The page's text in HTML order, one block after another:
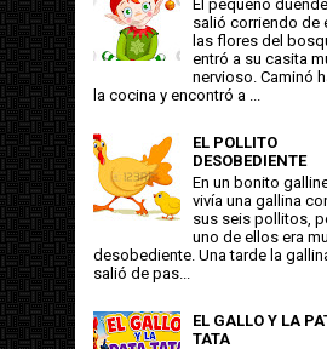
El pequeño duende
salió corriendo de
las flores del
entró a su casita
nervioso. Caminó
la cocina y encontró a ...
EL POLLITO
DESOBEDIENTE
En un bonito
vivía una gallina
sus seis pollitos,
uno de ellos era
desobediente. Una tarde la
salió de pas...
EL GALLO Y LA
TATA